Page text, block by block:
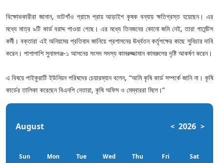
বিক্ষোভকারীরা জানান, ভাটগাঁও গ্রামে প্রায় আড়াইশ কৃষক বন্যায় ক্ষতিগ্রস্ত হয়েছেন। এর
মধ্যে মাত্র ৯টি কার্ড বরাদ্দ পাওয়া গেছে। এর মধ্যে তিনজনের কোনো জমি নেই, তারা গার্মেন্টস
কর্মী। বক্তারা এই অনিয়মের প্রতিবাদ জানিয়ে প্রশাসনের ঊর্ধ্বতন কর্তৃপক্ষের কাছে সুবিচার দাবি
করেন। পাশাপাশি সুনামগঞ্জ-১ আসনের সংসদ সদস্য কামরুজ্জামান কামরুলের দৃষ্টি আকর্ষণ করেন।
এ বিষয়ে পাইকুরাটি ইউনিয়ন পরিষদের চেয়ারম্যান বলেন, “আমি কৃষি কার্ড সম্পর্কে জানি না। কৃষি
কার্ডের তালিকা করেছেন বিএনপি নেতারা, কৃষি অফিস ও মেম্বাররা মিলে।”
August < 2026 >
Sun Mon Tue Wed Thu Fri Sat